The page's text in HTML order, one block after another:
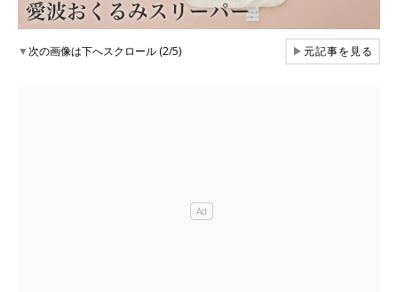
▼次の画像は下へスクロール (2/5) ▶元記事を見る